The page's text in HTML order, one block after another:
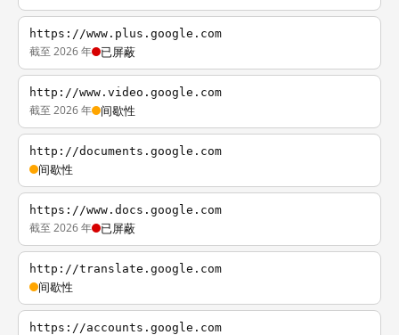
https://www.plus.google.com
截至 2026 年 已屏蔽
http://www.video.google.com
截至 2026 年 间歇性
http://documents.google.com
间歇性
https://www.docs.google.com
截至 2026 年 已屏蔽
http://translate.google.com
间歇性
https://accounts.google.com